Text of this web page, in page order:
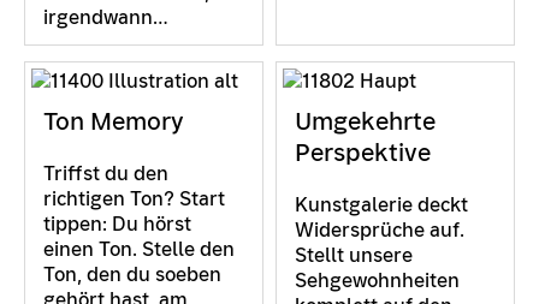
irgendwann…
Ton Memory
Triffst du den
richtigen Ton? Start
tippen: Du hörst
einen Ton. Stelle den
Ton, den du soeben
Umgekehrte
Perspektive
Kunstgalerie deckt
Widersprüche auf.
Stellt unsere
Sehgewohnheiten